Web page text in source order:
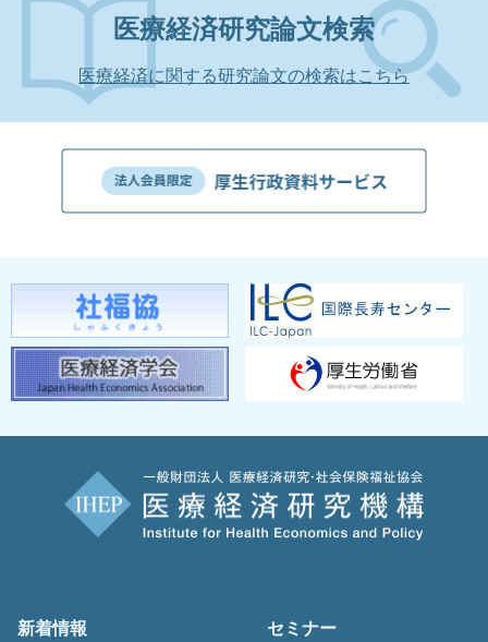
医療経済研究論文検索
医療経済に関する研究論文の検索はこちら
新着情報
セミナー